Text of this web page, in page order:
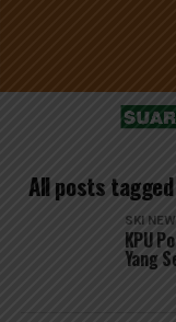
All posts tagged
SKI
KPU
Yang